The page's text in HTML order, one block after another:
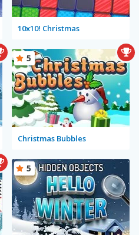
10x10! Christmas
Christmas Bubbles
5
5